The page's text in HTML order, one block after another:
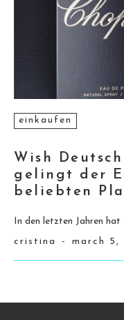
einkaufen
Wish
gelingt der
beliebten
In den letzten Jahren hat
cristina
- march 5,